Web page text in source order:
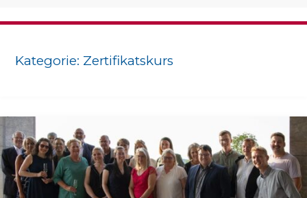
Kategorie: Zertifikatskurs